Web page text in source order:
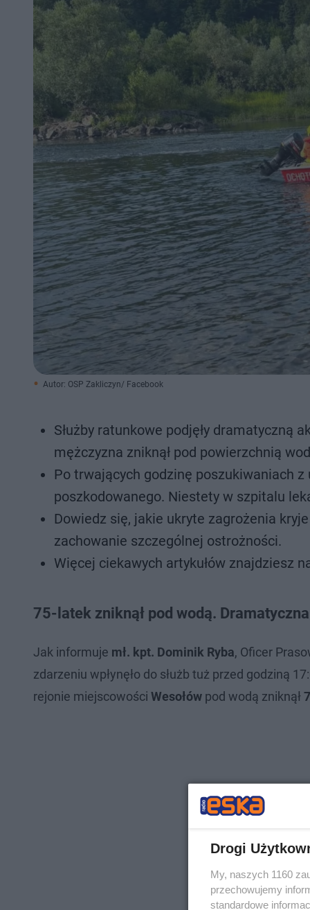
Autor: OSP Zakliczyn/ Facebook
Służby ratunkowe podjęły dramatyczną
mężczyzna zniknął pod powierzchnią
Po trwających godzinę poszukiwaniach z
poszkodowanego. Niestety w szpitalu
Dowiedz się, jakie ukryte zagrożenia
zachowanie szczególnej ostrożności.
Więcej ciekawych artykułów znajdziesz
75-latek zniknął pod wodą.
Jak informuje mł. kpt. Dominik Ryba, Oficer
zdarzeniu wpłynęło do służb tuż przed godziną
rejonie miejscowości Wesołów pod wodą zniknął
Drogi
My, naszych 1160
przechowujemy
standardowe